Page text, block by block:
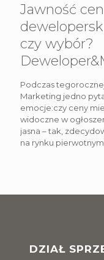
Jawność
czy wybór?
Podczas
Marketing jedno
emocje:czy ceny
widoczne w
jasna – tak,
na rynku
DZIAŁ